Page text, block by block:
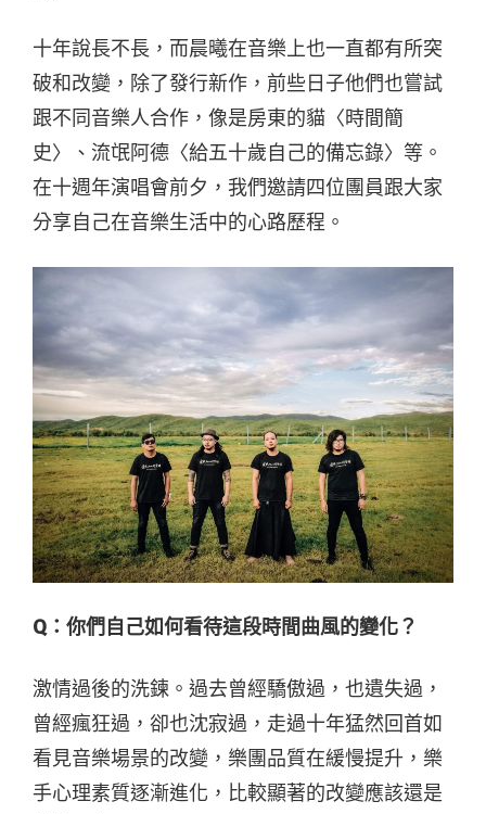
十年說長不長，而晨曦在音樂上也一直都有所突
破和改變，除了發行新作，前些日子他們也嘗試
跟不同音樂人合作，像是房東的貓〈時間簡
史〉、流氓阿德〈給五十歲自己的備忘錄〉等。
在十週年演唱會前夕，我們邀請四位團員跟大家
分享自己在音樂生活中的心路歷程。
Q：你們自己如何看待這段時間曲風的變化？
激情過後的洗鍊。過去曾經驕傲過，也遺失過，
曾經瘋狂過，卻也沈寂過，走過十年猛然回首如
看見音樂場景的改變，樂團品質在緩慢提升，樂
手心理素質逐漸進化，比較顯著的改變應該還是